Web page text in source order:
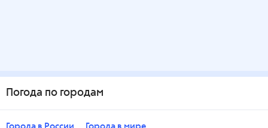
Погода по городам
Города в России Города в мире